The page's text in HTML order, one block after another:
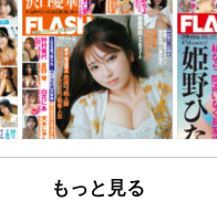
もっと見る